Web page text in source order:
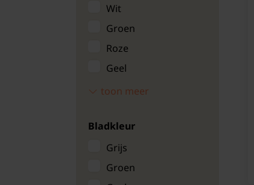
Wit
Groen
Roze
Geel
Brons/bruin
toon meer
Bladkleur
Grijs
Groen